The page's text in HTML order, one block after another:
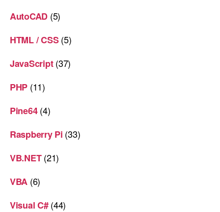
AutoCAD (5)
HTML / CSS(5)
JavaScript(37)
PHP (11)
Pine64(4)
Raspberry Pi (33)
VB.NET(21)
VBA (6)
Visual C#(44)